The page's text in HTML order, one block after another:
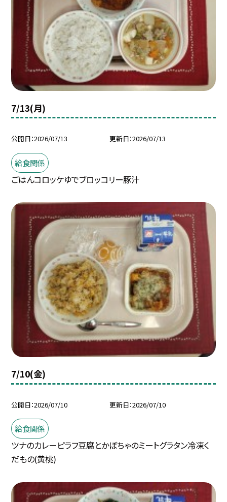
7/13(月)
公開日 2026/07/13 更新日 2026/07/13
給食関係
ごはんコロッケゆでブロッコリー豚汁
7/10(金)
公開日 2026/07/10 更新日 2026/07/10
給食関係
ツナのカレーピラフ豆腐とかぼちゃのミートグラタン冷凍く
だもの(黄桃)